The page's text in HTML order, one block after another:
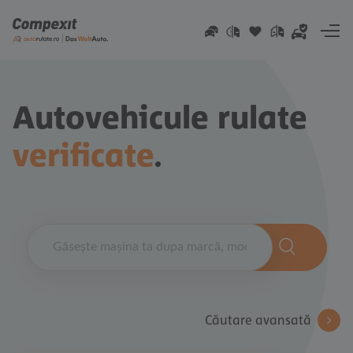
Autovehicule rulate
verificate.
Căutare avansată